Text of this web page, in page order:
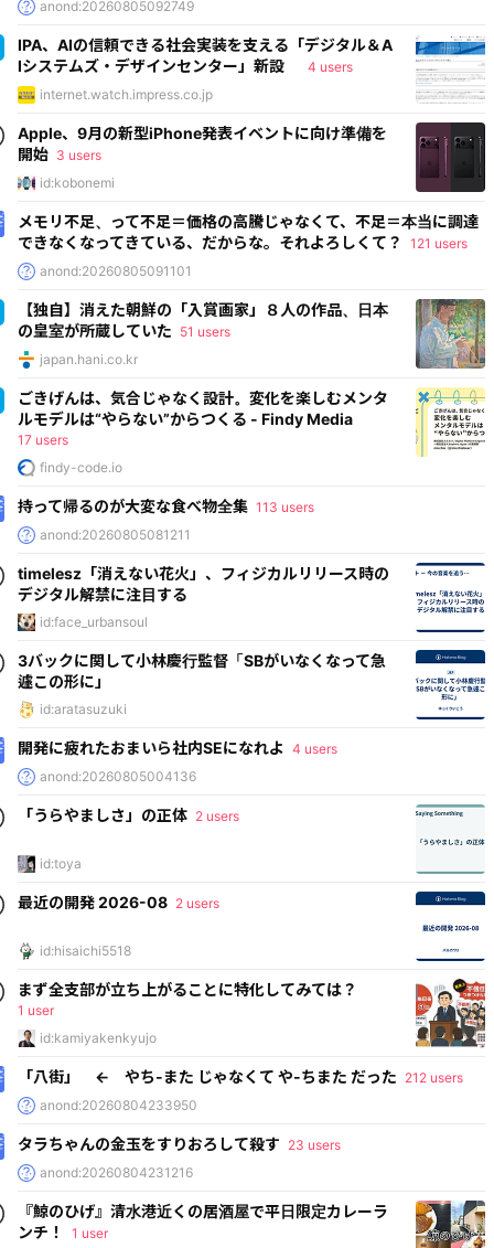
anond:20260805092749
IPA、AIの信頼できる社会実装を支える「デジタル＆A
Iシステムズ・デザインセンター」新設
4 users
internet.watch.impress.co.jp
Apple、9月の新型iPhone発表イベントに向け準備を
開始 3 users
id:kobonemi
メモリ不足、って不足＝価格の高騰じゃなくて、不足＝本当に調達
できなくなってきている、だからな。それよろしくて？
121 users
anond:20260805091101
【独自】消えた朝鮮の「入賞画家」８人の作品、日本
の皇室が所蔵していた 51 users
japan.hani.co.kr
ごきげんは、気合じゃなく設計。変化を楽しむメンタ
ルモデルは“やらない”からつくる - Findy Media
17 users
findy-code.io
持って帰るのが大変な食べ物全集 113 users
anond:20260805081211
timelesz「消えない花火」、フィジカルリリース時の
デジタル解禁に注目する
id:face_urbansoul
3バックに関して小林慶行監督「SBがいなくなって急
遽この形に」
id:aratasuzuki
開発に疲れたおまいら社内SEになれよ 4 users
anond:20260805004136
「うらやましさ」の正体 2 users
id:toya
最近の開発 2026-08 2 users
id:hisaichi5518
まず全支部が立ち上がることに特化してみては？
1 user
id:kamiyakenkyujo
「八街」 ← やち-また じゃなくて や-ちまた だった 212 users
anond:20260804233950
タラちゃんの金玉をすりおろして殺す 23 users
anond:20260804231216
『鯨のひげ』清水港近くの居酒屋で平日限定カレーラ
ンチ！
1 user